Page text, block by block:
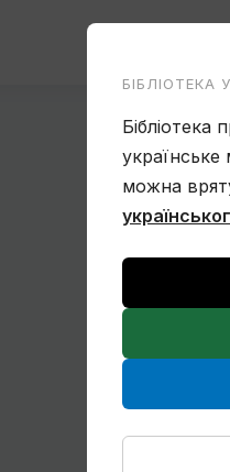
БІБЛІОТЕКА
українське
можна